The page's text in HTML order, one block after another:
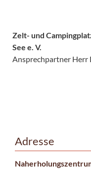
Zelt- und
See e. V.
Ansprechpartner Herr
Adresse